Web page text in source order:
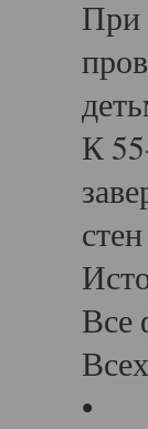
При
К
Все
•